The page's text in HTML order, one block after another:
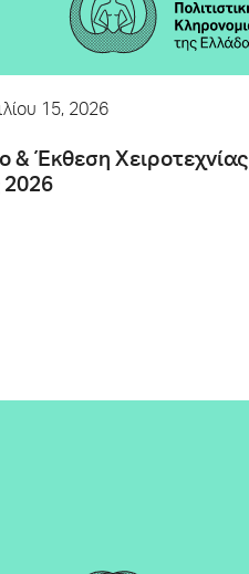
15, 2026
& Έκθεση Χειροτεχνίας |
2026